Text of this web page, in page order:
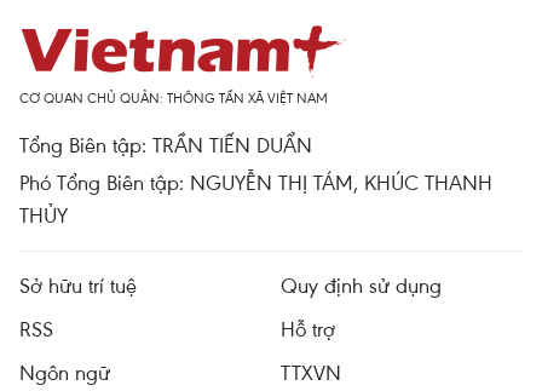
CƠ QUAN CHỦ QUẢN: THÔNG TẤN XÃ VIỆT NAM
Tổng Biên tập: TRẦN TIẾN DUẨN
Phó Tổng Biên tập: NGUYỄN THỊ TÁM, KHÚC THANH
THỦY
Sở hữu trí tuệ
Quy định sử dụng
RSS
Hỗ trợ
Ngôn ngữ
TTXVN